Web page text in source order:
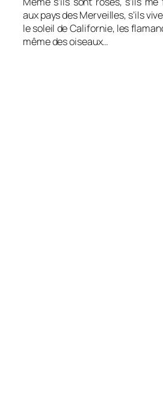
aux pays des Merveilles, s’ils
le soleil de Californie, les
même des oiseaux…